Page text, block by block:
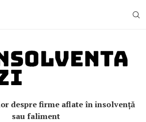
despre firme aflate în insolvență
sau faliment